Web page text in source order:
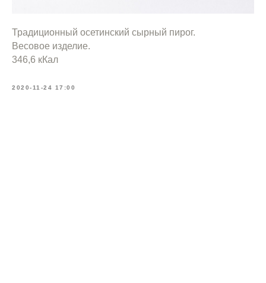
Традиционный осетинский сырный пирог.
Весовое изделие.
346,6 кКал
2020-11-24 17:00